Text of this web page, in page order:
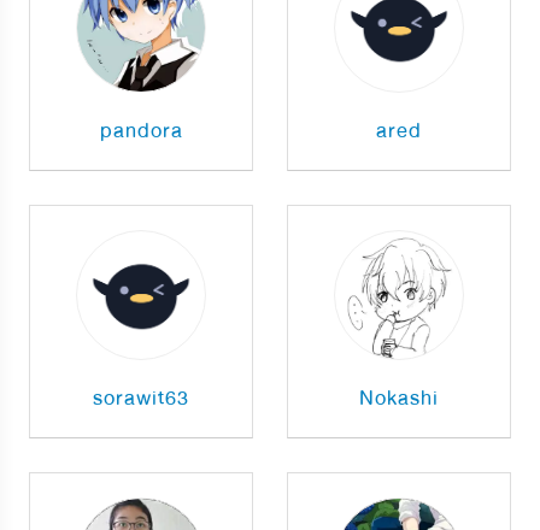
pandora ared
sorawit63 Nokashi